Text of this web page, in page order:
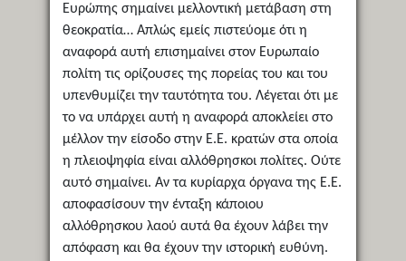
Ευρώπης σημαίνει μελλοντική μετάβαση στη
θεοκρατία… Απλώς εμείς πιστεύομε ότι η
αναφορά αυτή επισημαίνει στον Ευρωπαίο
πολίτη τις ορίζουσες της πορείας του και του
υπενθυμίζει την ταυτότητα του. Λέγεται ότι με
το να υπάρχει αυτή η αναφορά αποκλείει στο
μέλλον την είσοδο στην Ε.Ε. κρατών στα οποία
η πλειοψηφία είναι αλλόθρησκοι πολίτες. Ούτε
αυτό σημαίνει. Αν τα κυρίαρχα όργανα της Ε.Ε.
αποφασίσουν την ένταξη κάποιου
αλλόθρησκου λαού αυτά θα έχουν λάβει την
απόφαση και θα έχουν την ιστορική ευθύνη.